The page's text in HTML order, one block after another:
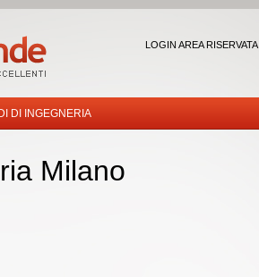
LOGIN AREA RISERVATA
DI INGEGNERIA
Milano